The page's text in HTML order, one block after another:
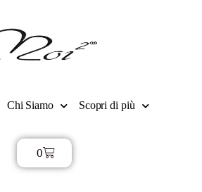
Chi Siamo Scopri di più
0